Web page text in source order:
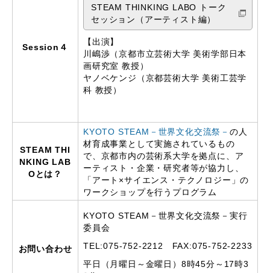
Session４
STEAM THINKING LABO トーク
セッション（アーティスト編）
【出演】
川嶋渉（京都市立芸術大学 美術学部日本
画研究室 教授）
ヤノベケンジ（京都芸術大学 美術工芸学
科 教授）
STEAM THI
NKING LAB
Oとは？
KYOTO STEAM－世界文化交流祭－の人
材育成事業として実施されているもの
で、京都市内の芸術系大学を拠点に、ア
ーティスト・企業・研究者等が協力し、
「アート×サイエンス・テクノロジー」の
ワークショップを行うプログラム
お問い合わせ
KYOTO STEAM－世界文化交流祭－実行
委員会
TEL:075-752-2212 FAX:075-752-2233
平日（月曜日～金曜日）8時45分～17時3